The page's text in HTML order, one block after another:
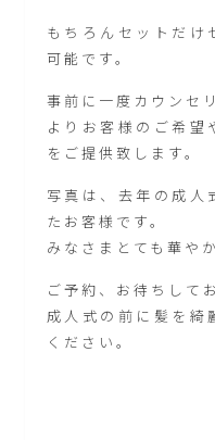
もちろんセットだけ
可能です。
事前に一度カウンセ
よりお客様のご希望
をご提供致します。
写真は、去年の成人
たお客様です。
みなさまとても華や
ご予約、お待ちして
成人式の前に髪を綺
ください。